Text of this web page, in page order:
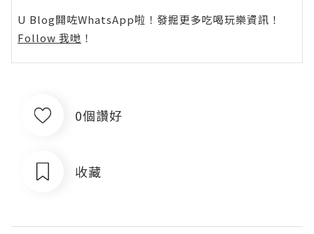
U Blog開咗WhatsApp啦！發掘更多吃喝玩樂資訊！
Follow 我哋 ！
0個讚好
收藏